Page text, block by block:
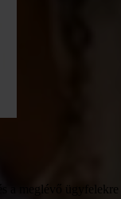
a meglévő